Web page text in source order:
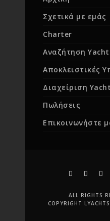
Σχετικά με εμάς
Charter
Αναζήτηση Yacht
Αποκλειστικές
Διαχείριση Yacht
Πωλήσεις
Επικοινωνήστε
ALL RIGHTS
COPYRIGHT